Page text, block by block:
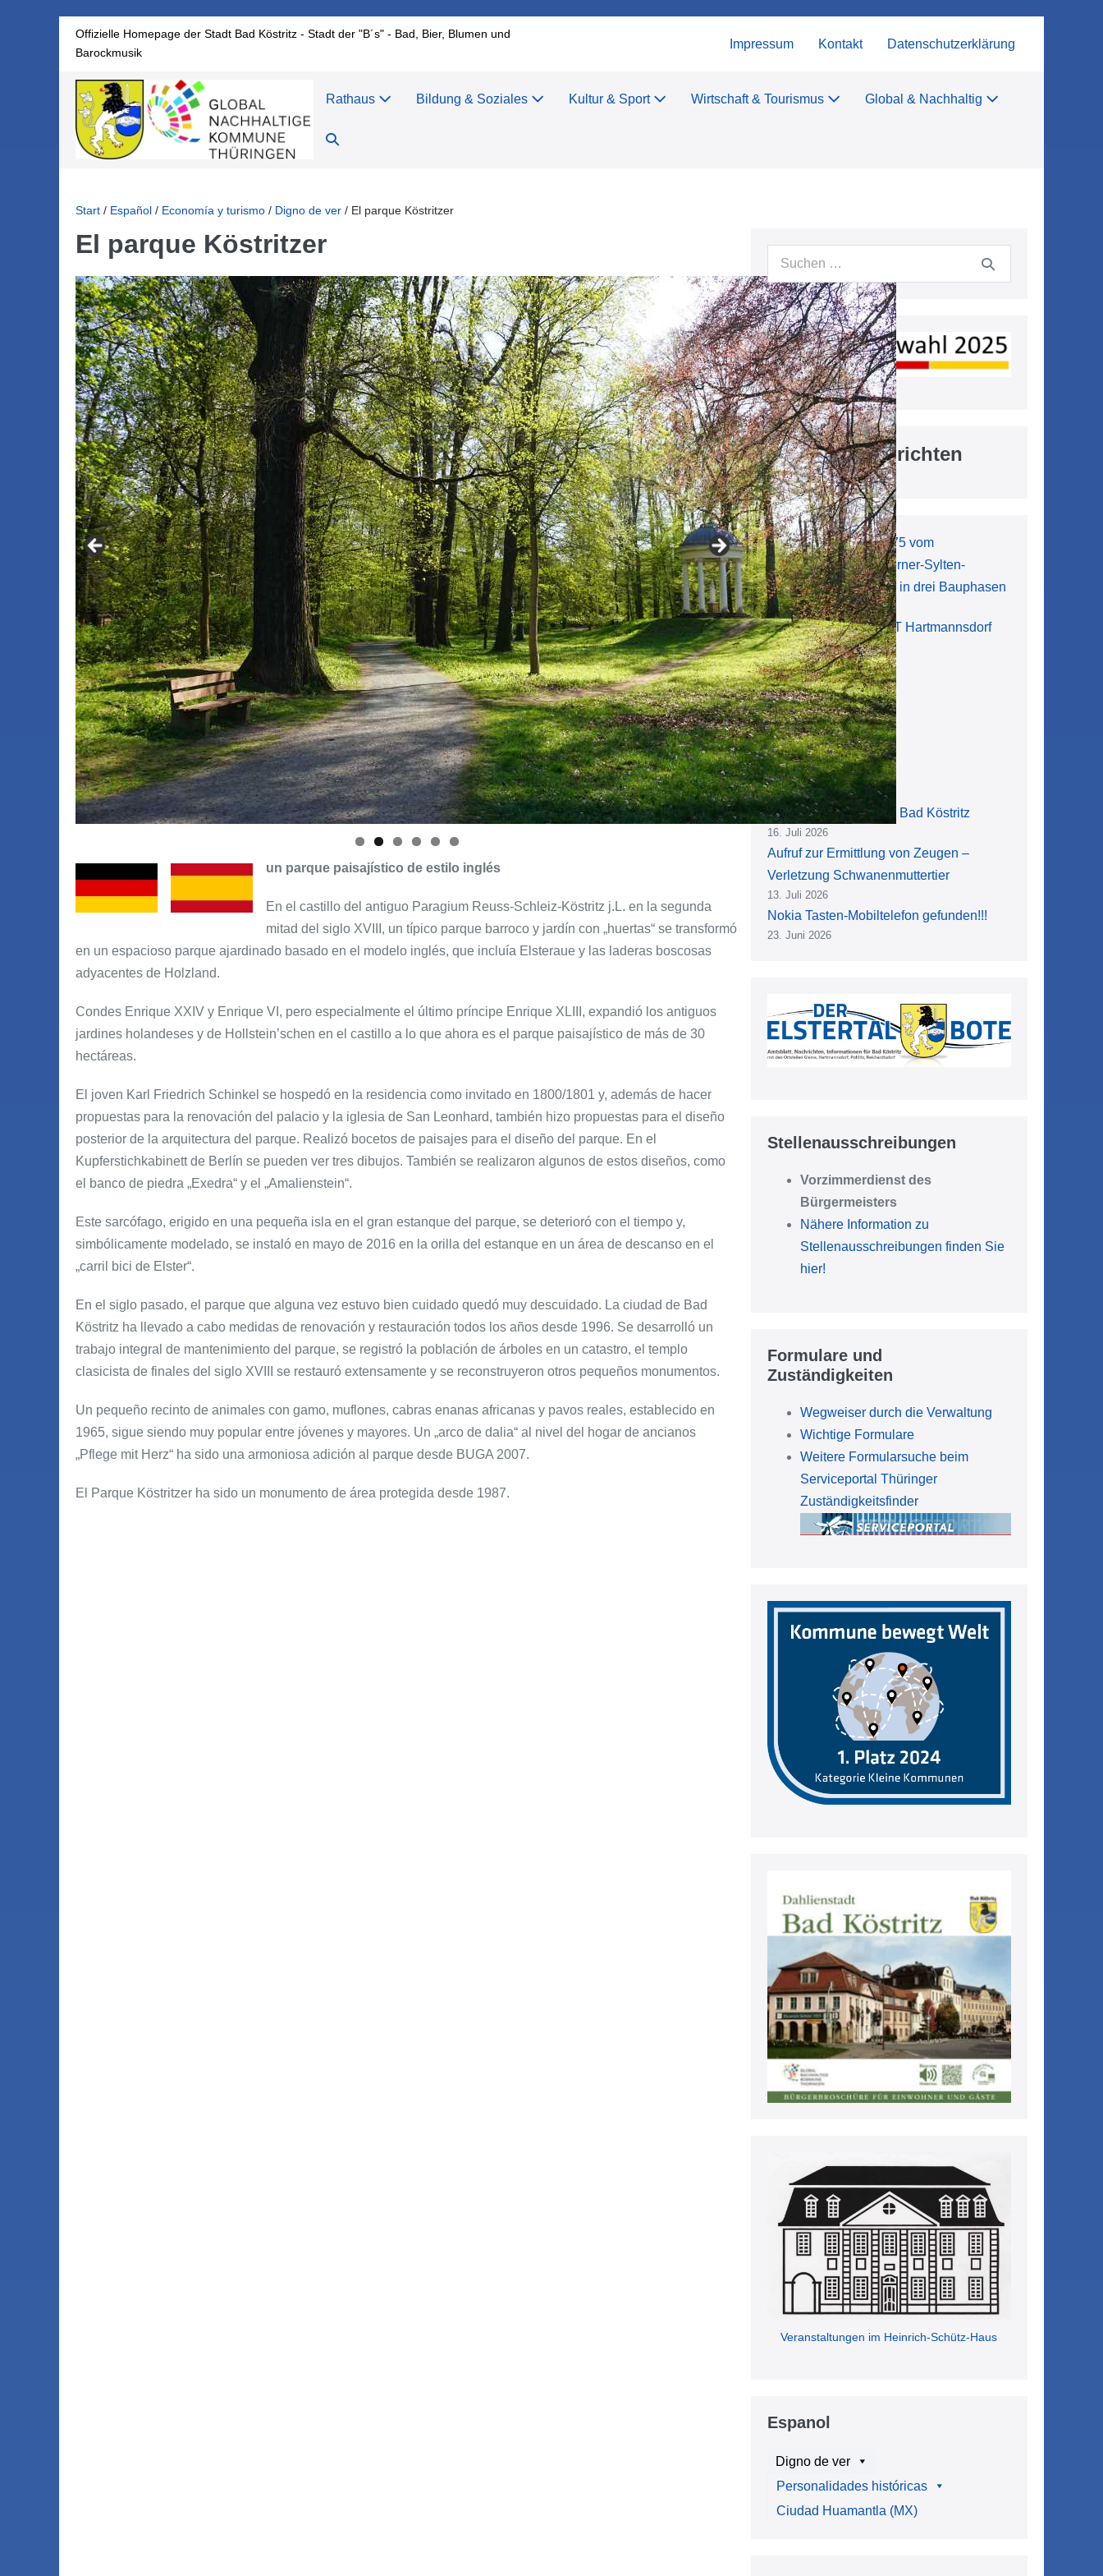
Offizielle Homepage der Stadt Bad Köstritz - Stadt der "B´s" - Bad, Bier, Blumen und
Barockmusik
Impressum Kontakt Datenschutzerklärung
Rathaus Bildung & Soziales Kultur & Sport Wirtschaft & Tourismus Global & Nachhaltig
Suche-
Start / Español / Economía y turismo / Digno de ver / El parque Köstritzer
El parque Köstritzer
un parque paisajístico de estilo inglés
En el castillo del antiguo Paragium Reuss-Schleiz-Köstritz j.L. en la segunda
mitad del siglo XVIII, un típico parque barroco y jardín con „huertas“ se transformó
en un espacioso parque ajardinado basado en el modelo inglés, que incluía Elsteraue y las laderas boscosas
adyacentes de Holzland.
Condes Enrique XXIV y Enrique VI, pero especialmente el último príncipe Enrique XLIII, expandió los antiguos
jardines holandeses y de Hollstein’schen en el castillo a lo que ahora es el parque paisajístico de más de 30
hectáreas.
El joven Karl Friedrich Schinkel se hospedó en la residencia como invitado en 1800/1801 y, además de hacer
propuestas para la renovación del palacio y la iglesia de San Leonhard, también hizo propuestas para el diseño
posterior de la arquitectura del parque. Realizó bocetos de paisajes para el diseño del parque. En el
Kupferstichkabinett de Berlín se pueden ver tres dibujos. También se realizaron algunos de estos diseños, como
el banco de piedra „Exedra“ y el „Amalienstein“.
Este sarcófago, erigido en una pequeña isla en el gran estanque del parque, se deterioró con el tiempo y,
simbólicamente modelado, se instaló en mayo de 2016 en la orilla del estanque en un área de descanso en el
„carril bici de Elster“.
En el siglo pasado, el parque que alguna vez estuvo bien cuidado quedó muy descuidado. La ciudad de Bad
Köstritz ha llevado a cabo medidas de renovación y restauración todos los años desde 1996. Se desarrolló un
trabajo integral de mantenimiento del parque, se registró la población de árboles en un catastro, el templo
clasicista de finales del siglo XVIII se restauró extensamente y se reconstruyeron otros pequeños monumentos.
Un pequeño recinto de animales con gamo, muflones, cabras enanas africanas y pavos reales, establecido en
1965, sigue siendo muy popular entre jóvenes y mayores. Un „arco de dalia“ al nivel del hogar de ancianos
„Pflege mit Herz“ ha sido una armoniosa adición al parque desde BUGA 2007.
El Parque Köstritzer ha sido un monumento de área protegida desde 1987.
Suchen
nach:
Aktuelle Nachrichten
Vollsperrung der L 1075 vom
Kreuzungsbereich Werner-Sylten-
Straße/Bahnhofstraße in drei Bauphasen
7. August 2026
Mobilfunktelefon im OT Hartmannsdorf
gefunden
7. August 2026
Das 48. Dahlienfest in Bad Köstritz
16. Juli 2026
Aufruf zur Ermittlung von Zeugen –
Verletzung Schwanenmuttertier
13. Juli 2026
Nokia Tasten-Mobiltelefon gefunden!!!
23. Juni 2026
Stellenausschreibungen
Vorzimmerdienst des
Bürgermeisters
Nähere Information zu
Stellenausschreibungen finden Sie
hier!
Formulare und
Zuständigkeiten
Wegweiser durch die Verwaltung
Wichtige Formulare
Weitere Formularsuche beim
Serviceportal Thüringer
Zuständigkeitsfinder
Veranstaltungen im Heinrich-Schütz-Haus
Espanol
Digno de ver
Personalidades históricas
Ciudad Huamantla (MX)